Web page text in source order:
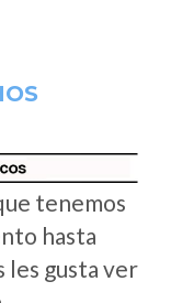
tenemos
hasta
les gusta ver